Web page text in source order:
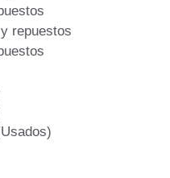
repuestos